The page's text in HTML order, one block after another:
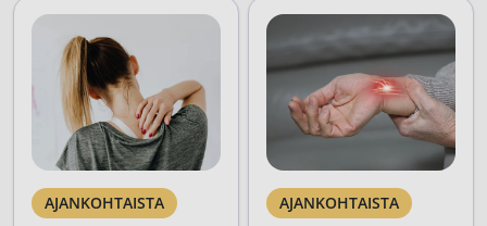
AJANKOHTAISTA AJANKOHTAISTA